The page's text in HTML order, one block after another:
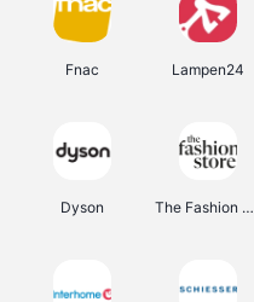
Fnac Lampen24
Dyson The Fashion Store